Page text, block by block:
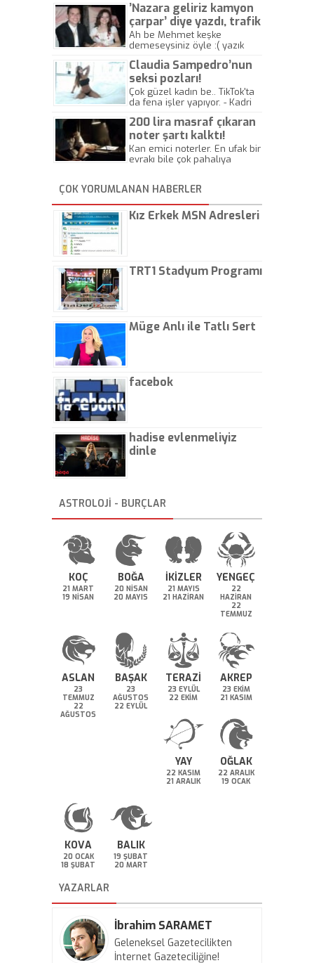
’Nazara geliriz kamyon
çarpar’ diye yazdı, trafik
kazasında öldü!
Ah be Mehmet keşke
demeseysiniz öyle :( yazık
Claudia Sampedro’nun
seksi pozları!
Çok güzel kadın be.. TikTok'ta
da fena işler yapıyor. - Kadri
200 lira masraf çıkaran
noter şartı kalktı!
Kan emici noterler. En ufak bir
evrakı bile çok pahalıya
kaptırıyorsunuz. - Kayhan
Gezenti
ÇOK YORUMLANAN HABERLER
Kız Erkek MSN Adresleri
TRT1 Stadyum Programı
Müge Anlı ile Tatlı Sert
facebok
hadise evlenmeliyiz
dinle
ASTROLOJİ - BURÇLAR
KOÇ
21 MART
19 NİSAN
BOĞA
20 NİSAN
20 MAYIS
İKİZLER
21 MAYIS
21 HAZİRAN
YENGEÇ
22
HAZİRAN
22
TEMMUZ
ASLAN
23
TEMMUZ
22
AĞUSTOS
BAŞAK
23
AĞUSTOS
22 EYLÜL
TERAZİ
23 EYLÜL
22 EKİM
AKREP
23 EKİM
21 KASIM
YAY
22 KASIM
21 ARALIK
OĞLAK
22 ARALIK
19 OCAK
KOVA
20 OCAK
18 ŞUBAT
BALIK
19 ŞUBAT
20 MART
YAZARLAR
İbrahim SARAMET
Geleneksel Gazetecilikten
İnternet Gazeteciliğine!